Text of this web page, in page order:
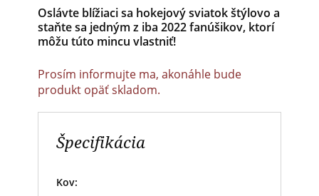
Oslávte blížiaci sa hokejový sviatok štýlovo a
staňte sa jedným z iba 2022 fanúšikov, ktorí
môžu túto mincu vlastniť!
Prosím informujte ma, akonáhle bude
produkt opäť skladom.
Špecifikácia
Kov: